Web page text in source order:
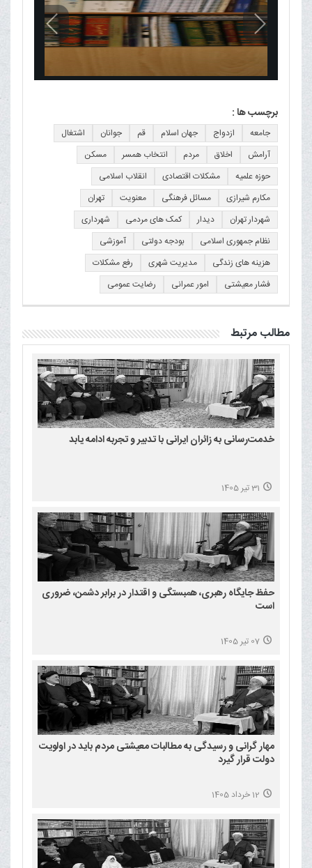
برچسب ها :
جامعه ازدواج جهان اسلام قم جوانان
اشتغال
آرامش
اخلاق مردم انتخاب همسر
مسکن
حوزه علمیه
مشکلات اقتصادی
انقلاب اسلامی
مکارم شیرازی
مسائل فرهنگی معنویت
تهران
شهردار تهران
دیدار کمک های مردمی
شهرداری
نظام جمهوری اسلامی
بودجه دولتی
آموزشی
هزینه های زندگی
مدیریت شهری
رفع مشکلات
فشار معیشتی
امور عمرانی رضایت عمومی
مطالب مرتبط
خدمت‌رسانی به زائران ایرانی با تدبیر و تجربه ادامه یابد
31 تیر 1405
حفظ جایگاه رهبری، همبستگی و اقتدار در برابر دشمن، ضروری
است
07 تیر 1405
مهار گرانی و رسیدگی به مطالبات معیشتی مردم باید در اولویت
دولت قرار گیرد
12 خرداد 1405